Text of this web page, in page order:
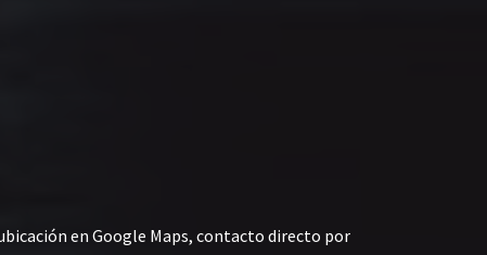
en Google Maps, contacto directo por